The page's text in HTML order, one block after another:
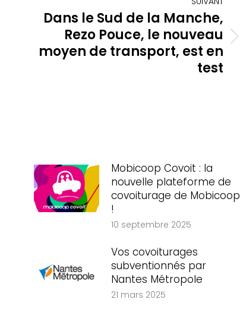
Article
suivant
Dans le Sud de la Manche,
Rezo Pouce, le nouveau
moyen de transport, est en
test
Mobicoop Covoit : la
nouvelle plateforme de
covoiturage de Mobicoop
!
10 septembre 2025
Vos covoiturages
subventionnés par
Nantes Métropole
21 mars 2025